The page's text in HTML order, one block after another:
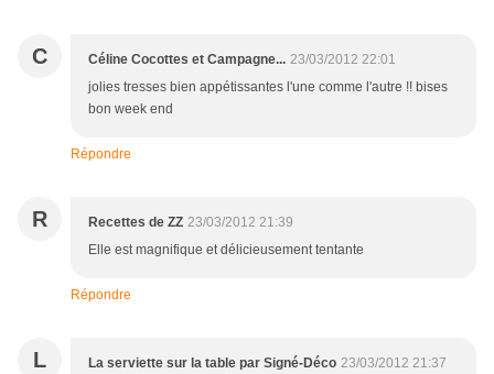
C Céline Cocottes et Campagne... 23/03/2012 22:01
jolies tresses bien appétissantes l'une comme l'autre !! bises
bon week end
Répondre
R Recettes de ZZ 23/03/2012 21:39
Elle est magnifique et délicieusement tentante
Répondre
L La serviette sur la table par Signé-Déco 23/03/2012 21:37